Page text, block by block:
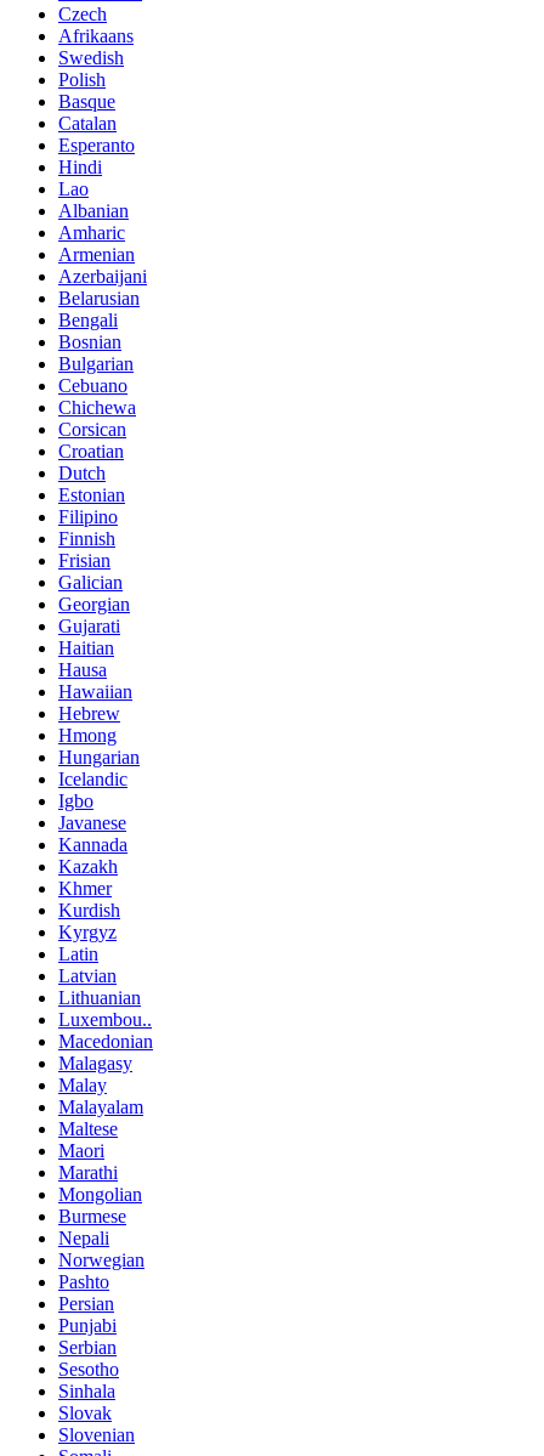
Czech
Afrikaans
Swedish
Polish
Basque
Catalan
Esperanto
Hindi
Lao
Albanian
Amharic
Armenian
Azerbaijani
Belarusian
Bengali
Bosnian
Bulgarian
Cebuano
Chichewa
Corsican
Croatian
Dutch
Estonian
Filipino
Finnish
Frisian
Galician
Georgian
Gujarati
Haitian
Hausa
Hawaiian
Hebrew
Hmong
Hungarian
Icelandic
Igbo
Javanese
Kannada
Kazakh
Khmer
Kurdish
Kyrgyz
Latin
Latvian
Lithuanian
Luxembou..
Macedonian
Malagasy
Malay
Malayalam
Maltese
Maori
Marathi
Mongolian
Burmese
Nepali
Norwegian
Pashto
Persian
Punjabi
Serbian
Sesotho
Sinhala
Slovak
Slovenian